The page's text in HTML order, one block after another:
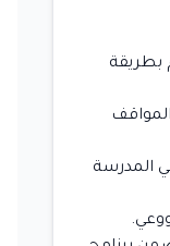
بطريقة
المدرسة